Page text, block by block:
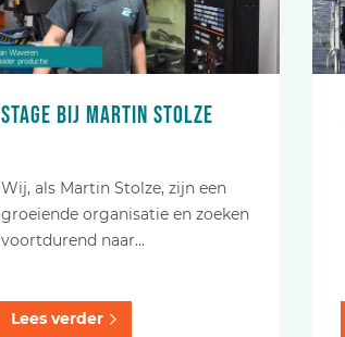
Stage bij Martin Stolze
Wij, als Martin Stolze, zijn een
groeiende organisatie en zoeken
voortdurend naar…
Lees verder